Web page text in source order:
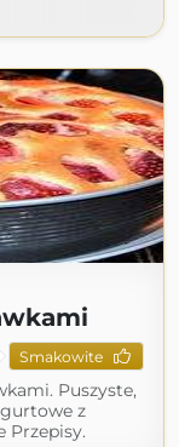
Smakowite
Puszyste,
z
Przepisy.